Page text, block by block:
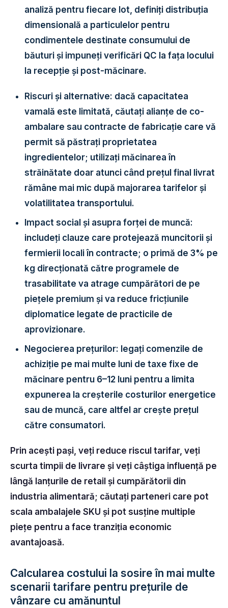
analiză pentru fiecare lot, definiți distribuția
dimensională a particulelor pentru
condimentele destinate consumului de
băuturi și impuneți verificări QC la fața locului
la recepție și post-măcinare.
Riscuri și alternative: dacă capacitatea
vamală este limitată, căutați alianțe de co-
ambalare sau contracte de fabricație care vă
permit să păstrați proprietatea
ingredientelor; utilizați măcinarea în
străinătate doar atunci când prețul final livrat
rămâne mai mic după majorarea tarifelor și
volatilitatea transportului.
Impact social și asupra forței de muncă:
includeți clauze care protejează muncitorii și
fermierii locali în contracte; o primă de 3% pe
kg direcționată către programele de
trasabilitate va atrage cumpărători de pe
piețele premium și va reduce fricțiunile
diplomatice legate de practicile de
aprovizionare.
Negocierea prețurilor: legați comenzile de
achiziție pe mai multe luni de taxe fixe de
măcinare pentru 6–12 luni pentru a limita
expunerea la creșterile costurilor energetice
sau de muncă, care altfel ar crește prețul
către consumatori.
Prin acești pași, veți reduce riscul tarifar, veți
scurta timpii de livrare și veți câștiga influență pe
lângă lanțurile de retail și cumpărătorii din
industria alimentară; căutați parteneri care pot
scala ambalajele SKU și pot susține multiple
piețe pentru a face tranziția economic
avantajoasă.
Calcularea costului la sosire în mai multe
scenarii tarifare pentru prețurile de
vânzare cu amănuntul